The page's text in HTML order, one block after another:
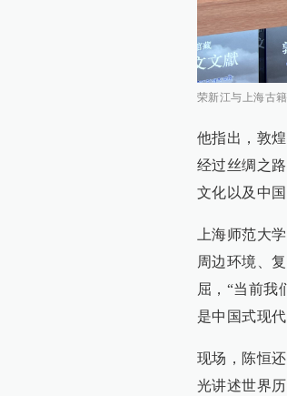
荣新江与上海古
他指出，敦
经过丝绸之
文化以及中
上海师范大
周边环境、
屈，“当前我
是中国式现
现场，陈恒
光讲述世界